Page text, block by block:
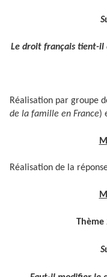
Le droit français tient-il
Réalisation par groupe
de la famille en France)
Réalisation de la
Thème